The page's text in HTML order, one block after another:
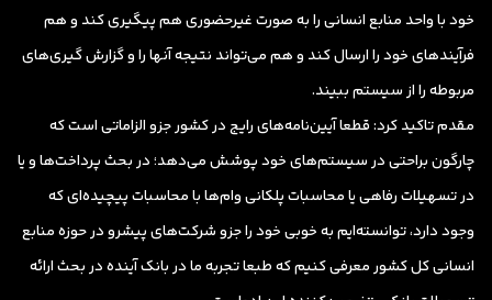
خود با واحد منابع انسانی را به صورت غیرحضوری هم پیگیری کند و هم
فرآیندهای خود را ارسال کند و هم می‌تواند نتیجه آنها را و گزارش گیری‌های
مربوطه را از سیستم ببیند.
مقدم تاکید کرد: قطعا آیین‌نامه‌های رایج در کشور جزو الزاماتی است که
چارگون براحتی در سیستم‌های خود پوشش می‌دهد؛ در بحث پرداخت‌ها و یا
در تسهیلات رفاهی یا محاسبات پلکانی وام‌ها با محاسبات پیچیده‌ای که
وجود دارد، توانسته‌ایم به خوبی خود را جزو شرکت‌های پیشرو در حوزه منابع
انسانی کل کشور معرفی کنیم که طبعا تجربه ما در بانک آینده در بحث ارائه